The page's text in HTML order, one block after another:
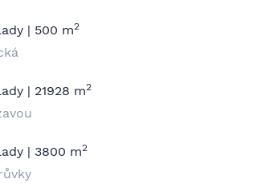
| 500 m2
| 21928 m2
| 3800 m2